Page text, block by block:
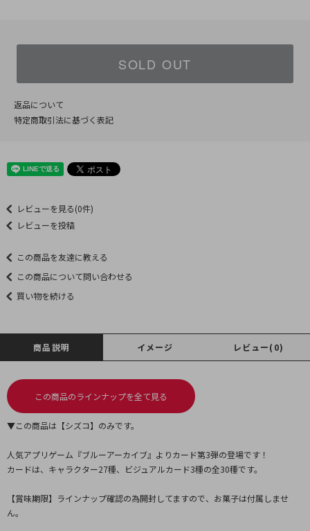
SOLD OUT
返品について
特定商取引法に基づく表記
レビューを見る(0件)
レビューを投稿
この商品を友達に教える
この商品について問い合わせる
買い物を続ける
商品説明 イメージ レビュー(0)
この商品のラインナップを全て見る
▼この商品は【シズコ】のみです。
人気アプリゲーム『ブルーアーカイブ』よりカード第3弾の登場です！
カードは、キャラクター27種、ビジュアルカード3種の全30種です。
【賞味期限】ラインナップ確認の為開封してますので、お菓子は付属しませ
ん。